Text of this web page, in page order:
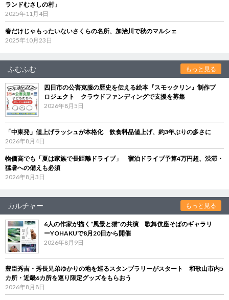
ランドむさしの村」
2025年11月4日
春だけじゃもったいないさくらの名所、加治川で秋のマルシェ
2025年10月23日
ふむふむ もっと見る
四日市の公害克服の歴史を伝える絵本『スモックリン』制作プ
ロジェクト クラウドファンディングで支援を募集
2026年8月5日
「中東発」値上げラッシュが本格化 飲食料品値上げ、約3年ぶりの多さに
2026年8月4日
物価高でも「夏は家族で長距離ドライブ」 宿泊ドライブ予算4万円超、渋滞・
猛暑への備えも必須
2026年8月3日
カルチャー もっと見る
6人の作家が描く“風景と猫”の共演 歌舞伎座そばのギャラリ
ーYOHAKUで8月20日から開催
2026年8月9日
豊臣秀吉・秀長兄弟ゆかりの地を巡るスタンプラリーがスタート 和歌山市内5
カ所・近畿6カ所を巡り限定グッズをもらおう
2026年8月8日